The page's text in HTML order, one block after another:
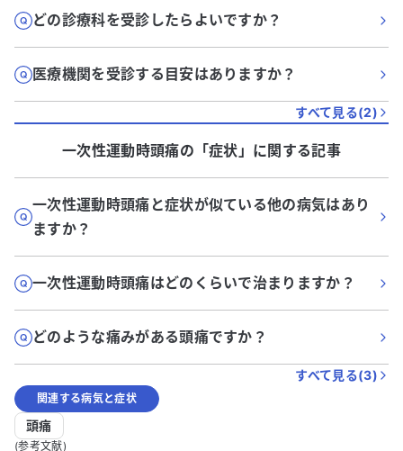
どの診療科を受診したらよいですか？
医療機関を受診する目安はありますか？
すべて見る(2)
一次性運動時頭痛の「症状 」に関する記事
一次性運動時頭痛と症状が似ている他の病気はあり
ますか？
一次性運動時頭痛はどのくらいで治まりますか？
どのような痛みがある頭痛ですか？
すべて見る(3)
関連する病気と症状
頭痛
(参考文献)